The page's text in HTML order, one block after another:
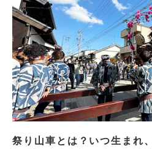
祭り山車とは？いつ生まれ